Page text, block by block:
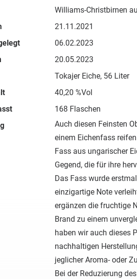
Williams-Christbirnen
21.11.2021
06.02.2023
20.05.2023
Tokajer Eiche, 56 Liter
40,20 %Vol
168 Flaschen
Auch diesen Feinsten
einem Eichenfass
Fass aus ungarischer
Gegend, die für ihre
Das Fass wurde
einzigartige Note
ergänzen die fruchtige
Brand zu einem
haben wir auch dieses
nachhaltigen
jeglicher Aroma- oder
Bei der Reduzierung